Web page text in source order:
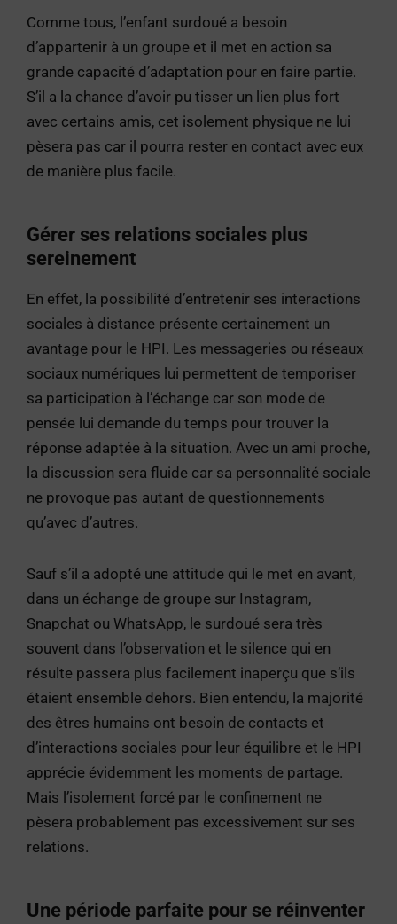
Comme tous, l’enfant surdoué a besoin
d’appartenir à un groupe et il met en action sa
grande capacité d’adaptation pour en faire partie.
S’il a la chance d’avoir pu tisser un lien plus fort
avec certains amis, cet isolement physique ne lui
pèsera pas car il pourra rester en contact avec eux
de manière plus facile.
Gérer ses relations sociales plus
sereinement
En effet, la possibilité d’entretenir ses interactions
sociales à distance présente certainement un
avantage pour le HPI. Les messageries ou réseaux
sociaux numériques lui permettent de temporiser
sa participation à l’échange car son mode de
pensée lui demande du temps pour trouver la
réponse adaptée à la situation. Avec un ami proche,
la discussion sera fluide car sa personnalité sociale
ne provoque pas autant de questionnements
qu’avec d’autres.
Sauf s’il a adopté une attitude qui le met en avant,
dans un échange de groupe sur Instagram,
Snapchat ou WhatsApp, le surdoué sera très
souvent dans l’observation et le silence qui en
résulte passera plus facilement inaperçu que s’ils
étaient ensemble dehors. Bien entendu, la majorité
des êtres humains ont besoin de contacts et
d’interactions sociales pour leur équilibre et le HPI
apprécie évidemment les moments de partage.
Mais l’isolement forcé par le confinement ne
pèsera probablement pas excessivement sur ses
relations.
Une période parfaite pour se réinventer